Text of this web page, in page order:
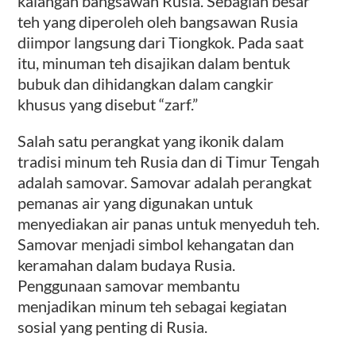
teh yang diperoleh oleh bangsawan Rusia
diimpor langsung dari Tiongkok. Pada saat
itu, minuman teh disajikan dalam bentuk
bubuk dan dihidangkan dalam cangkir
khusus yang disebut “zarf.”
Salah satu perangkat yang ikonik dalam
tradisi minum teh Rusia dan di Timur Tengah
adalah samovar. Samovar adalah perangkat
pemanas air yang digunakan untuk
menyediakan air panas untuk menyeduh teh.
Samovar menjadi simbol kehangatan dan
keramahan dalam budaya Rusia.
Penggunaan samovar membantu
menjadikan minum teh sebagai kegiatan
sosial yang penting di Rusia.